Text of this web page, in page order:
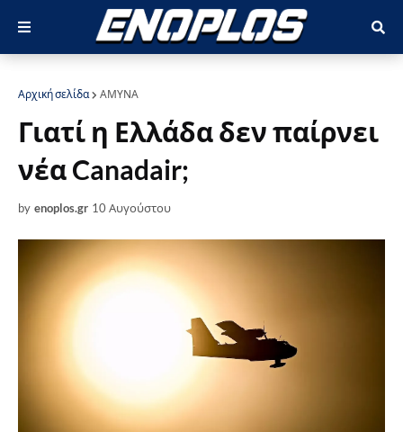
Αρχική σελίδα ΑΜΥΝΑ
Γιατί η Ελλάδα δεν παίρνει
νέα Canadair;
by enoplos.gr 10 Αυγούστου